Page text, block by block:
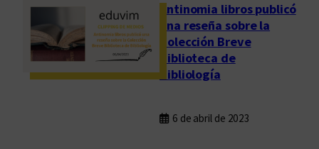
Antinomia libros publicó
una reseña sobre la
Colección Breve
Biblioteca de
Bibliología
6 de abril de 2023